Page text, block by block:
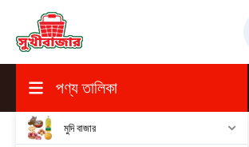
content
পণ্য তালিকা
মুদি বাজার